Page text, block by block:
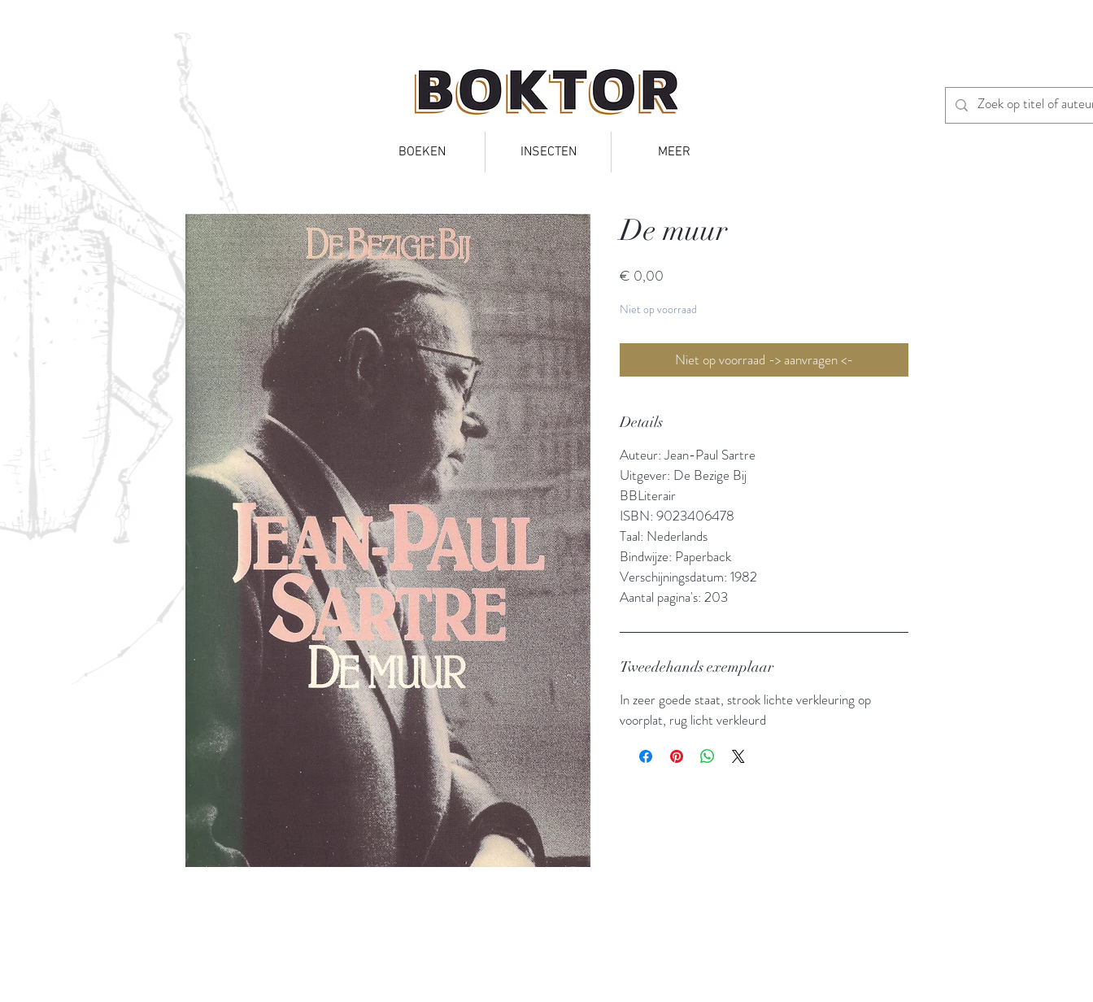
BOEKEN INSECTEN MEER
De muur
€ 0,00
Niet op voorraad
Niet op voorraad -> aanvragen <-
Details
Auteur: Jean-Paul Sartre
Uitgever: De Bezige Bij
BBLiterair
ISBN: 9023406478
Taal: Nederlands
Bindwijze: Paperback
Verschijningsdatum: 1982
Aantal pagina's: 203
Tweedehands exemplaar
In zeer goede staat, strook lichte verkleuring op
voorplat, rug licht verkleurd